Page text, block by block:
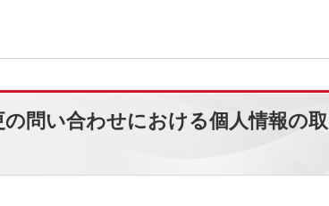
問い合わせにおける個人情報の